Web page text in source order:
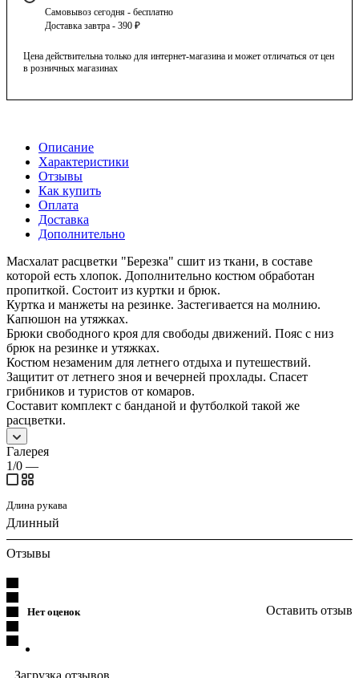
Самовывоз сегодня - бесплатно
Доставка завтра - 390 ₽
Цена действительна только для интернет-магазина и может отличаться от цен
в розничных магазинах
Описание
Характеристики
Отзывы
Как купить
Оплата
Доставка
Дополнительно
Масхалат расцветки "Березка" сшит из ткани, в составе
которой есть хлопок. Дополнительно костюм обработан
пропиткой. Состоит из куртки и брюк.
Куртка и манжеты на резинке. Застегивается на молнию.
Капюшон на утяжках.
Брюки свободного кроя для свободы движений. Пояс с низ
брюк на резинке и утяжках.
Костюм незаменим для летнего отдыха и путешествий.
Защитит от летнего зноя и вечерней прохлады. Спасет
грибников и туристов от комаров.
Составит комплект с банданой и футболкой такой же
расцветки.
Галерея
1/0 —
Длина рукава
Длинный
Отзывы
Нет оценок Оставить отзыв
Загрузка отзывов...